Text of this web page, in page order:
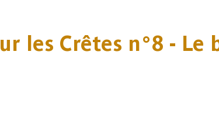
les Crêtes n°8 -